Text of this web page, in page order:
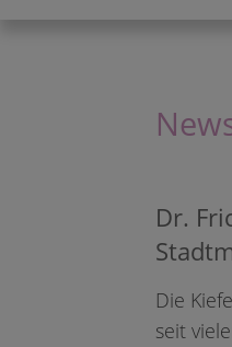
Dr.
Die
seit